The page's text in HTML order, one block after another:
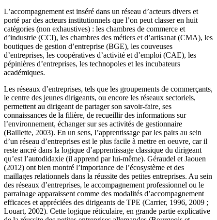
L’accompagnement est inséré dans un réseau d’acteurs divers et
porté par des acteurs institutionnels que l’on peut classer en huit
catégories (non exhaustives) : les chambres de commerce et
d’industrie (CCI), les chambres des métiers et d’artisanat (CMA), les
boutiques de gestion d’entreprise (BGE), les couveuses
d’entreprises, les coopératives d’activité et d’emploi (CAE), les
pépinières d’entreprises, les technopoles et les incubateurs
académiques.
Les réseaux d’entreprises, tels que les groupements de commerçants,
le centre des jeunes dirigeants, ou encore les réseaux sectoriels,
permettent au dirigeant de partager son savoir-faire, ses
connaissances de la filière, de recueillir des informations sur
l’environnement, échanger sur ses activités de gestionnaire
(Baillette, 2003). En un sens, l’apprentissage par les pairs au sein
d’un réseau d’entreprises est le plus facile à mettre en oeuvre, car il
reste ancré dans la logique d’apprentissage classique du dirigeant
qu’est l’autodidaxie (il apprend par lui-même). Géraudel et Jaouen
(2012) ont bien montré l’importance de l’écosystème et des
maillages relationnels dans la réussite des petites entreprises. Au sein
des réseaux d’entreprises, le accompagnement professionnel ou le
parrainage apparaissent comme des modalités d’accompagnement
efficaces et appréciées des dirigeants de TPE (Carrier, 1996, 2009 ;
Louart, 2002). Cette logique réticulaire, en grande partie explicative